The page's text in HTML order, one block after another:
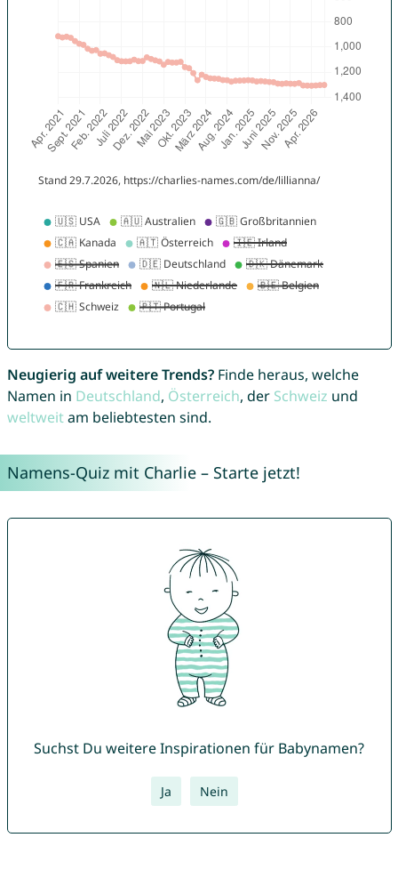
Neugierig auf weitere Trends?Finde heraus, welche
Namen in Deutschland, Österreich, der Schweiz und
weltweitam beliebtesten sind.
Namens-Quiz mit Charlie – Starte jetzt!
Suchst Du weitere Inspirationen für Babynamen?
Ja Nein